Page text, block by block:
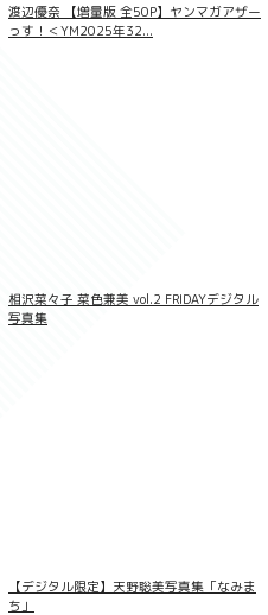
渡辺優奈 【増量版 全50P】ヤンマガアザー
っす！＜YM2025年32...
相沢菜々子 菜色兼美 vol.2 FRIDAYデジタル
写真集
【デジタル限定】天野聡美写真集「なみま
ち」